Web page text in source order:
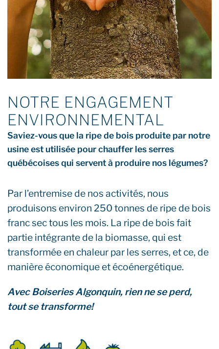
NOTRE ENGAGEMENT
ENVIRONNEMENTAL
Saviez-vous que la ripe de bois produite par notre
usine est utilisée pour chauffer les serres
québécoises qui servent à produire nos légumes?
Par l’entremise de nos activités, nous
produisons environ 250 tonnes de ripe de bois
franc sec tous les mois. La ripe de bois fait
partie intégrante de la biomasse, qui est
transformée en chaleur par les serres, et ce, de
manière économique et écoénergétique.
Avec Boiseries Algonquin, rien ne se perd,
tout se transforme!